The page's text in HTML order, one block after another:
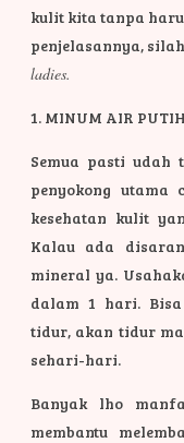
kulit kita tanpa
penjelasannya,
ladies.
1. MINUM AIR PUTIH
Semua pasti
penyokong utama
kesehatan kulit
Kalau ada
mineral ya.
dalam 1 hari.
tidur, akan tidur
sehari-hari.
Banyak lho
membantu